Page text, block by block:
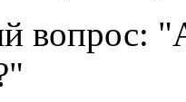
вопрос: